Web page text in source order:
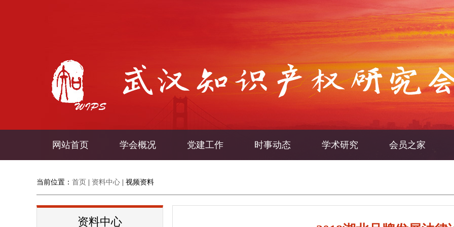
网站首页 学会概况 党建工作 时事动态 学术研究 会员之家
当前位置： 首页 资料中心 视频资料
资料中心